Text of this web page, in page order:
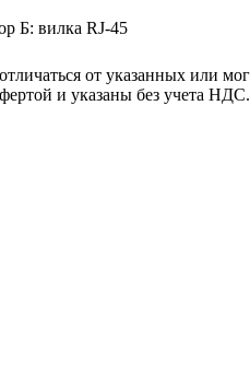
Б: вилка RJ-45
от указанных или
и указаны без учета НДС.